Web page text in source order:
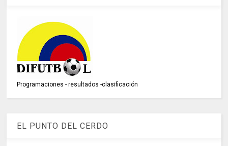
Programaciones - resultados -clasificación
EL PUNTO DEL CERDO